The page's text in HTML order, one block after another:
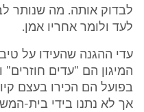
לבדוק אותה. מה שנותר
לעד ולומר אחריו אמן.
עדי ההגנה שהעידו על
המיגון הם "עדים חוזרים"
בפועל הם הכירו בעצם
אך לא נתנו בידי בית-